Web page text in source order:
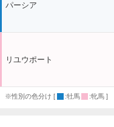
パーシア
リユウポート
※性別の色分け [ :牡馬 :牝馬 ]